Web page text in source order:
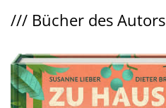
/// Bücher des Autors